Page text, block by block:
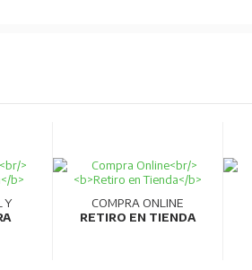
Y
COMPRA ONLINE
RETIRO EN TIENDA